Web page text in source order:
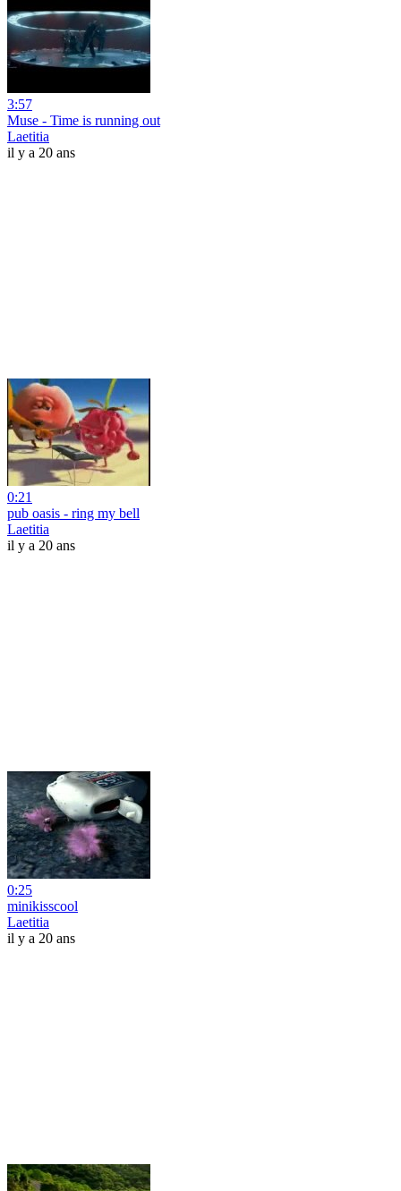
3:57
Muse - Time is running out
Laetitia
il y a 20 ans
0:21
pub oasis - ring my bell
Laetitia
il y a 20 ans
0:25
minikisscool
Laetitia
il y a 20 ans